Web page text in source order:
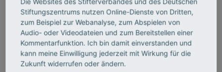
Stiftungszentrums nutzen Online-Dienste von Dritten,
zum Beispiel zur Webanalyse, zum Abspielen von
Audio- oder Videodateien und zum Bereitstellen einer
Kommentarfunktion. Ich bin damit einverstanden und
kann meine Einwilligung jederzeit mit Wirkung für die
Zukunft widerrufen oder ändern.